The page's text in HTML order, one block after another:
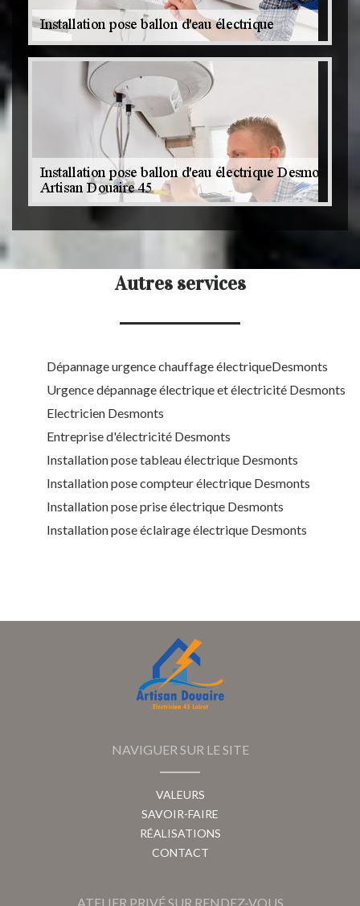
Autres services
Dépannage urgence chauffage électriqueDesmonts
Urgence dépannage électrique et électricité Desmonts
Electricien Desmonts
Entreprise d'électricité Desmonts
Installation pose tableau électrique Desmonts
Installation pose compteur électrique Desmonts
Installation pose prise électrique Desmonts
Installation pose éclairage électrique Desmonts
NAVIGUER SUR LE SITE
VALEURS
SAVOIR-FAIRE
RÉALISATIONS
CONTACT
ATELIER PRIVÉ SUR RENDEZ-VOUS